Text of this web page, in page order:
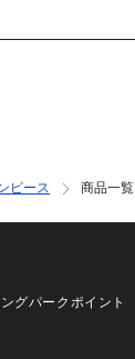
ピース 商品一覧
グパークポイント